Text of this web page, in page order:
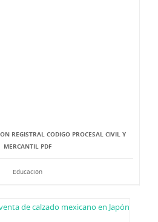
REGISTRAL CODIGO PROCESAL CIVIL Y
MERCANTIL PDF
Educación